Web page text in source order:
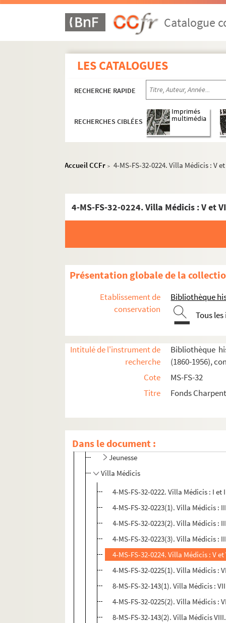
Catalogue
LES CATALOGUES
RECHERCHE RAPIDE
RECHERCHES CIBLÉES
Imprimés
multimédia
Accueil CCFr > 4-MS-FS-32-0224. Villa Médicis : V
4-MS-FS-32-0224. Villa Médicis : V et VI
Présentation globale de la
Etablissement de
conservation
Bibliothèque
Tous
Intitulé de l'instrument de
recherche
Bibliothèque
(1860-1956),
Cote
MS-FS-32
Titre
Fonds
Dans le document :
Oeuvres de Gustave Charpentier
Cantate du Prix du Rome : Didon (1887)
La vie du poète (1888)
Impressions d'Italie (1889)
Le couronnement de la Muse (1897)
Louise (1900)
Impression de voyage : Munich (1910)
Début des Mémoires
Jeunesse
Villa Médicis
4-MS-FS-32-0222. Villa Médicis : I et
4-MS-FS-32-0223(1). Villa Médicis :
4-MS-FS-32-0223(2). Villa Médicis
4-MS-FS-32-0223(3). Villa Médicis :
4-MS-FS-32-0224. Villa Médicis : V et
4-MS-FS-32-0225(1). Villa Médicis :
8-MS-FS-32-143(1). Villa Médicis : VII
4-MS-FS-32-0225(2). Villa Médicis :
8-MS-FS-32-143(2). Villa Médicis